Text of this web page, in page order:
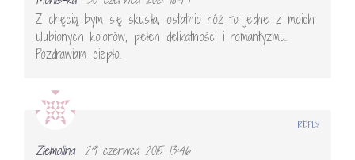
Z chęcią bym się skusiła, ostatnio róż to jedne z moich
ulubionych kolorów, pełen delikatności i romantyzmu.
Pozdrawiam ciepło.
Ziemolina 29 czerwca 2015 13:46
REPLY